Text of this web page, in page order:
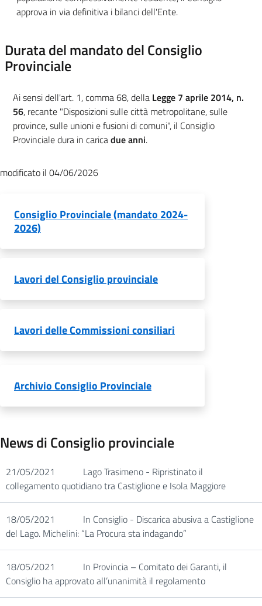
approva in via definitiva i bilanci dell'Ente.
Durata del mandato del Consiglio
Provinciale
Ai sensi dell'art. 1, comma 68, della Legge 7 aprile 2014, n.
56, recante "Disposizioni sulle città metropolitane, sulle
province, sulle unioni e fusioni di comuni", il Consiglio
Provinciale dura in caricadue anni.
modificato il 04/06/2026
Consiglio Provinciale (mandato 2024-
2026)
Lavori del Consiglio provinciale
Lavori delle Commissioni consiliari
Archivio Consiglio Provinciale
News di Consiglio provinciale
21/05/2021
Lago Trasimeno - Ripristinato il
collegamento quotidiano tra Castiglione e Isola Maggiore
18/05/2021
In Consiglio - Discarica abusiva a Castiglione
del Lago. Michelini: “La Procura sta indagando”
18/05/2021
In Provincia – Comitato dei Garanti, il
Consiglio ha approvato all’unanimità il regolamento